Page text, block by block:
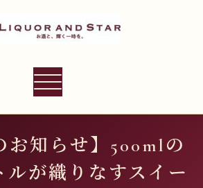
STAR
ナ
ー
ョ
お知らせ】500mlの
ルが織りなすスイー